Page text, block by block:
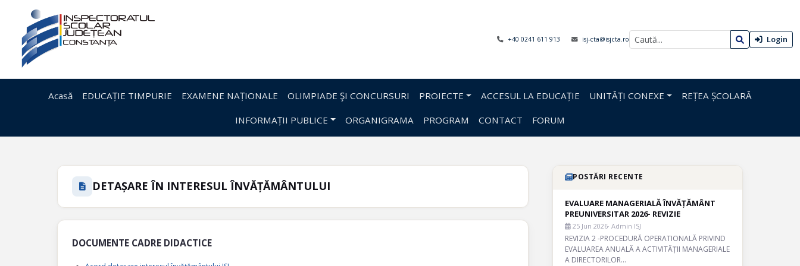
+40 0241 611 913 isj-cta@isjcta.ro Login
Acasă EDUCAȚIE TIMPURIE EXAMENE NAȚIONALE OLIMPIADE ŞI CONCURSURI PROIECTE ACCESUL LA EDUCAȚIE UNITĂȚI CONEXE REȚEA ȘCOLARĂ
INFORMAȚII PUBLICE ORGANIGRAMA PROGRAM CONTACT FORUM
DETAȘARE ÎN INTERESUL ÎNVĂȚĂMÂNTULUI
DOCUMENTE CADRE DIDACTICE
POSTĂRI RECENTE
EVALUARE MANAGERIALĂ ÎNVĂȚĂMÂNT
PREUNIVERSITAR 2026- REVIZIE
25 Jun 2026· Admin ISJ
REVIZIA 2 -PROCEDURĂ OPERATIONALĂ PRIVIND
EVALUAREA ANUALĂ A ACTIVITĂȚII MANAGERIALE
A DIRECTORILOR…